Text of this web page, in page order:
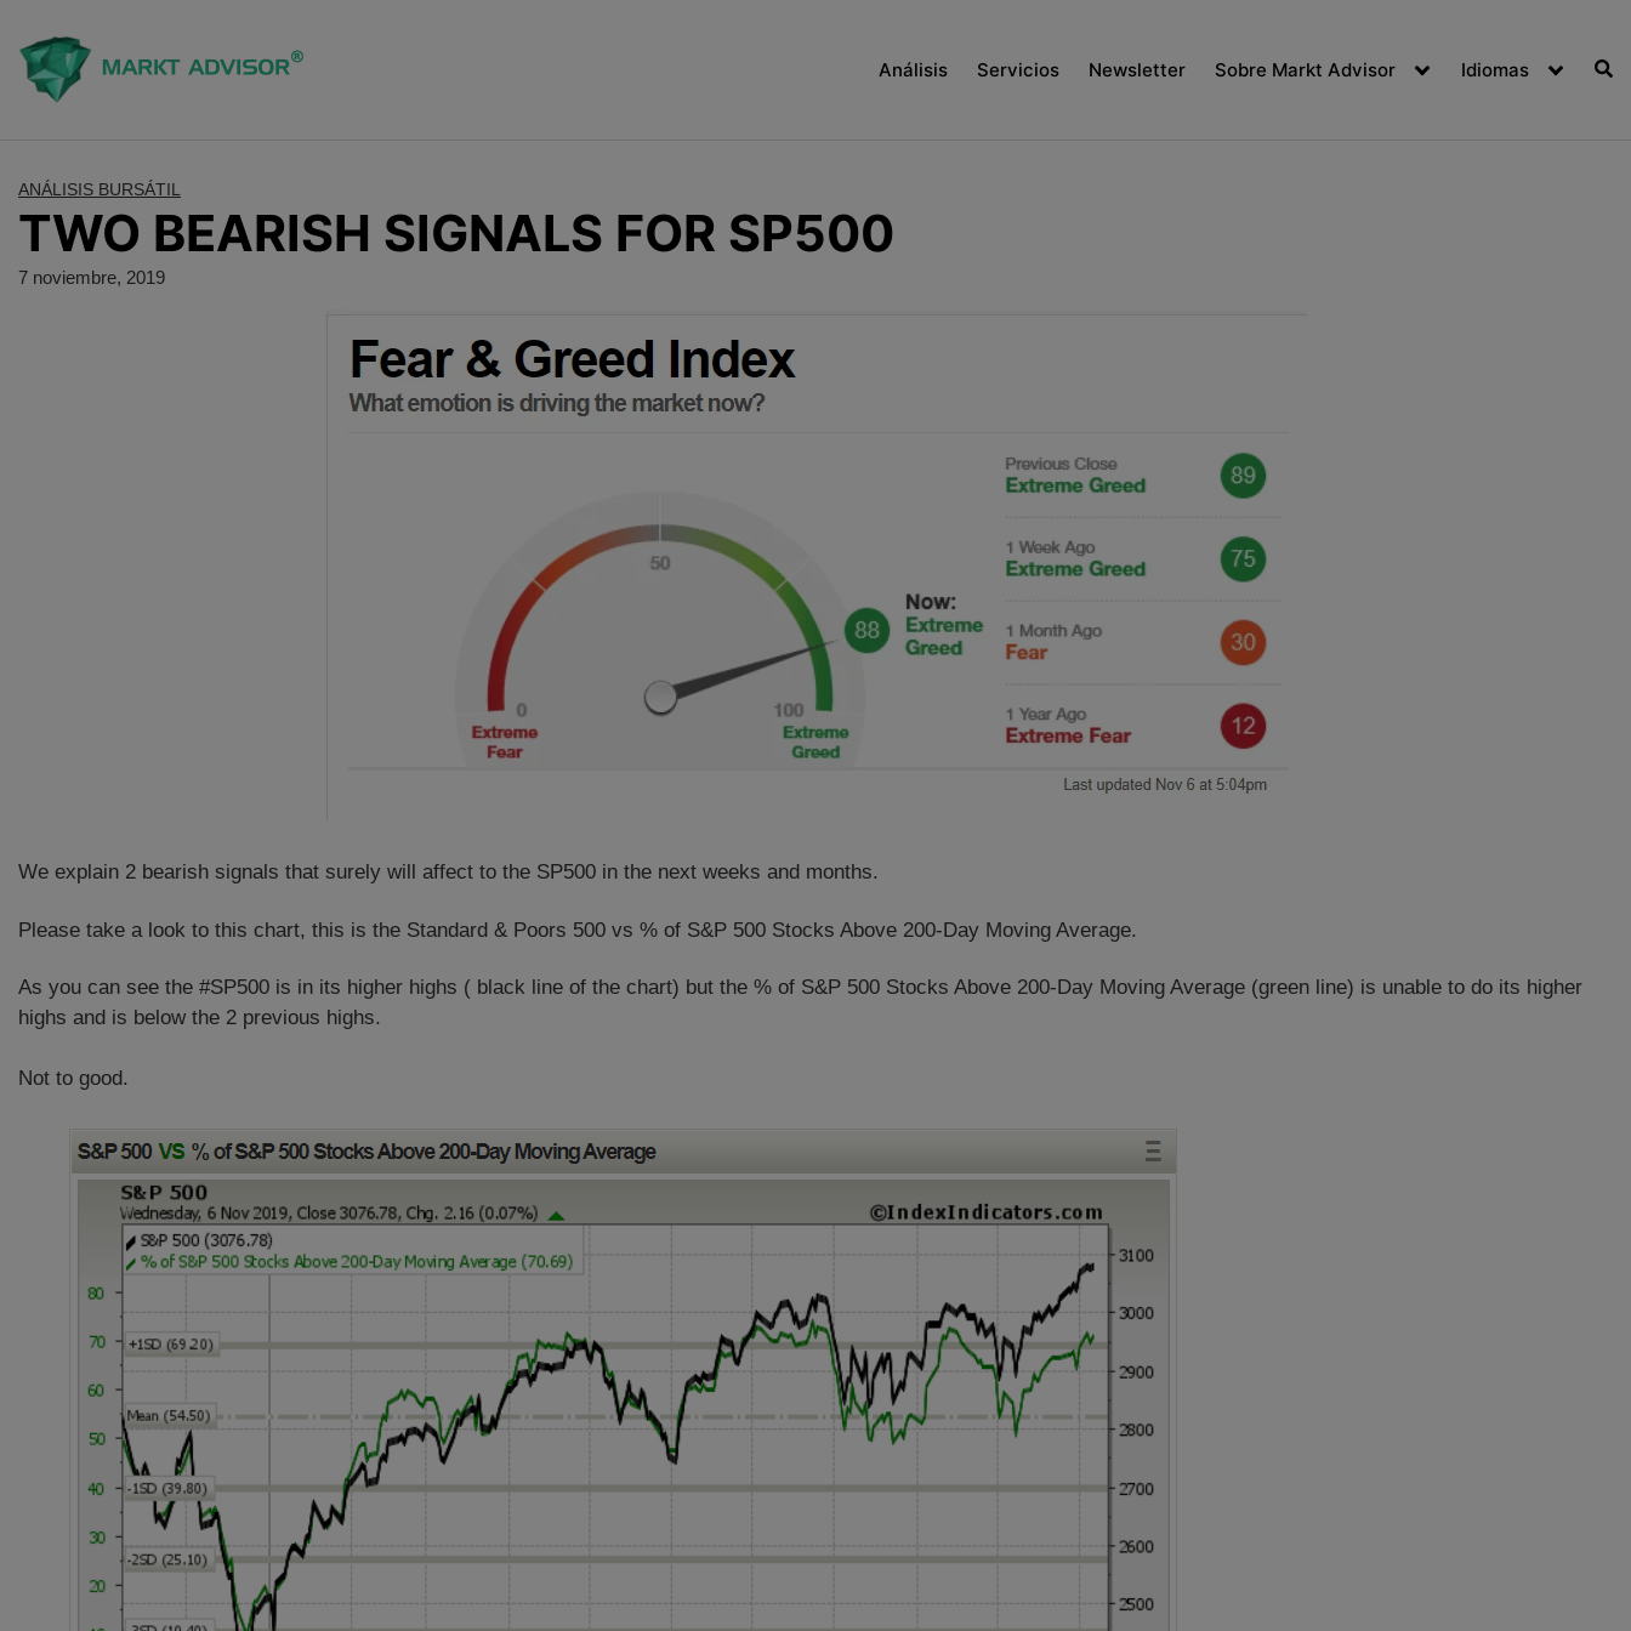
contenido
Análisis Servicios Newsletter Sobre Markt Advisor Idiomas
ANÁLISIS BURSÁTIL
TWO BEARISH SIGNALS FOR SP500
7 noviembre, 2019
We explain 2 bearish signals that surely will affect to the SP500 in the next weeks and months.
Please take a look to this chart, this is the Standard & Poors 500 vs % of S&P 500 Stocks Above 200-Day Moving Average.
As you can see the #SP500 is in its higher highs ( black line of the chart) but the % of S&P 500 Stocks Above 200-Day Moving Average (green line) is unable to do its higher
highs and is below the 2 previous highs.
Not to good.